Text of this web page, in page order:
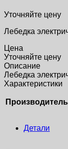
Уточняйте цену
Лебедка
Цена
Уточняйте цену
Описание
Лебедка
Характеристики
Производитель
Детали